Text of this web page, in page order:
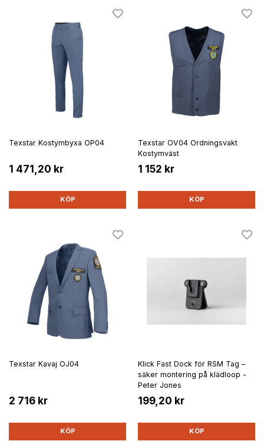
Texstar Kostymbyxa OP04
1 471,20 kr
KÖP
Texstar OV04 Ordningsvakt
Kostymväst
1 152 kr
KÖP
Texstar Kavaj OJ04
2 716 kr
KÖP
Klick Fast Dock för RSM Tag –
säker montering på klädloop -
Peter Jones
199,20 kr
KÖP